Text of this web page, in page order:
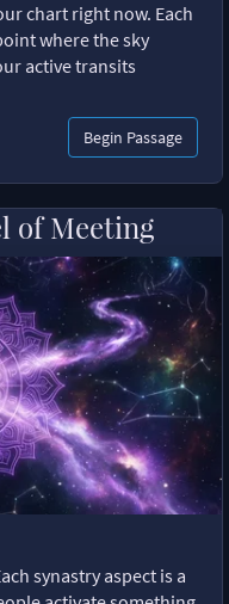
chart right now. Each
where the sky
active transits
Begin Passage
of Meeting
synastry aspect is a